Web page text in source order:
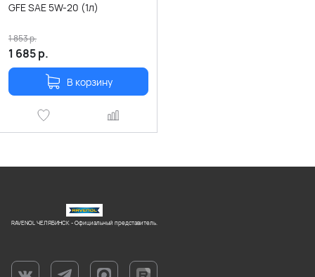
GFE SAE 5W-20 (1л)
1 685р.
1 853р.
В корзину
RAVENOL ЧЕЛЯБИНСК - Официальный представитель.